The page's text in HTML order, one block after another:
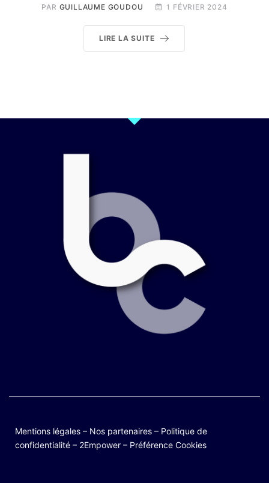
PAR GUILLAUME GOUDOU 1 FÉVRIER 2024
LIRE LA SUITE
Mentions légales – Nos partenaires – Politique de
confidentialité – 2Empower – Préférence Cookies